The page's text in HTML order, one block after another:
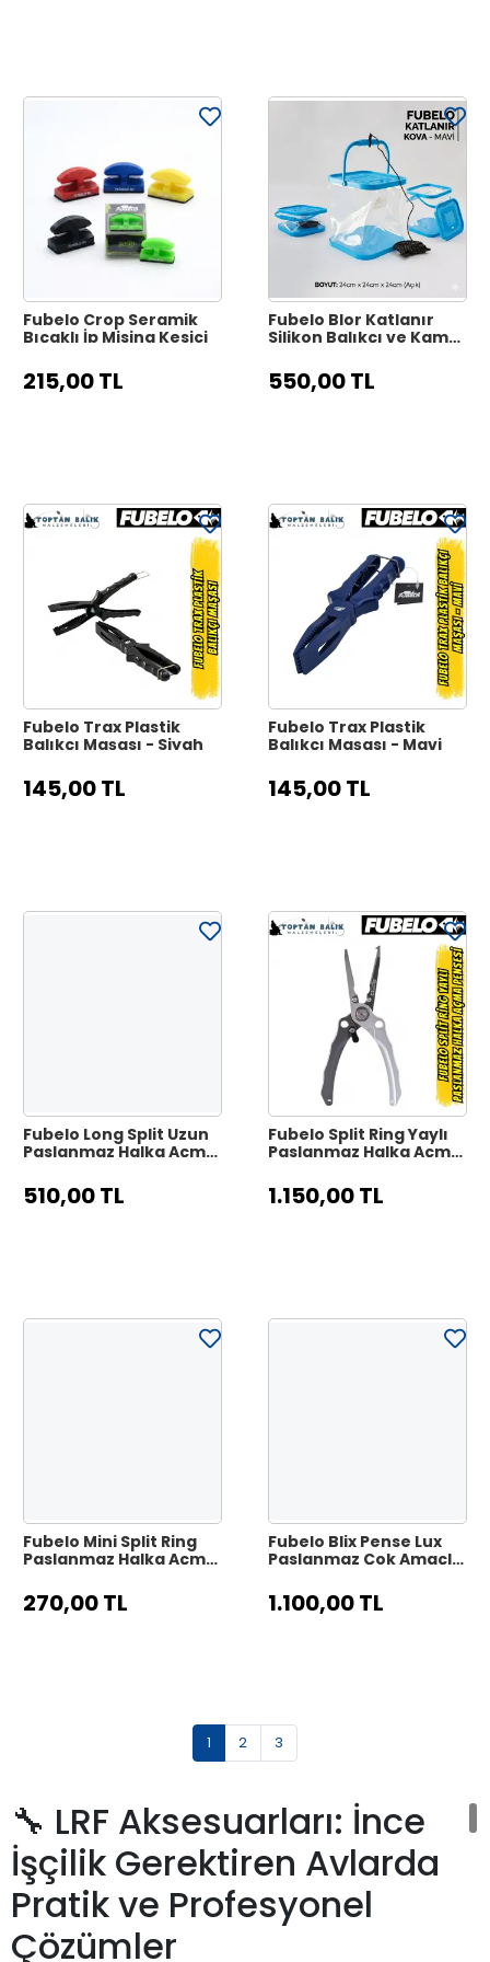
Fubelo Crop Seramik
Bıçaklı İp Misina Kesici
215,00 TL
Fubelo Blor Katlanır
Silikon Balıkçı ve Kamp
550,00 TL
Fubelo Trax Plastik
Balıkçı Maşası - Siyah
145,00 TL
Fubelo Trax Plastik
Balıkçı Maşası - Mavi
145,00 TL
Fubelo Long Split Uzun
Paslanmaz Halka Açma
Pensesi - Kırmızı
510,00 TL
Fubelo Split Ring Yaylı
Paslanmaz Halka Açma
1.150,00 TL
Fubelo Mini Split Ring
Paslanmaz Halka Açma
270,00 TL
Fubelo Blix Pense Lux
Paslanmaz Çok Amaçlı
1.100,00 TL
1 2 3
🔧 LRF Aksesuarları: İnce
İşçilik Gerektiren Avlarda
Pratik ve Profesyonel
Çözümler